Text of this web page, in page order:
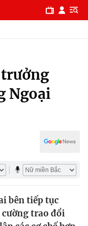
Ngoại
bên tiếp tục
trao đổi